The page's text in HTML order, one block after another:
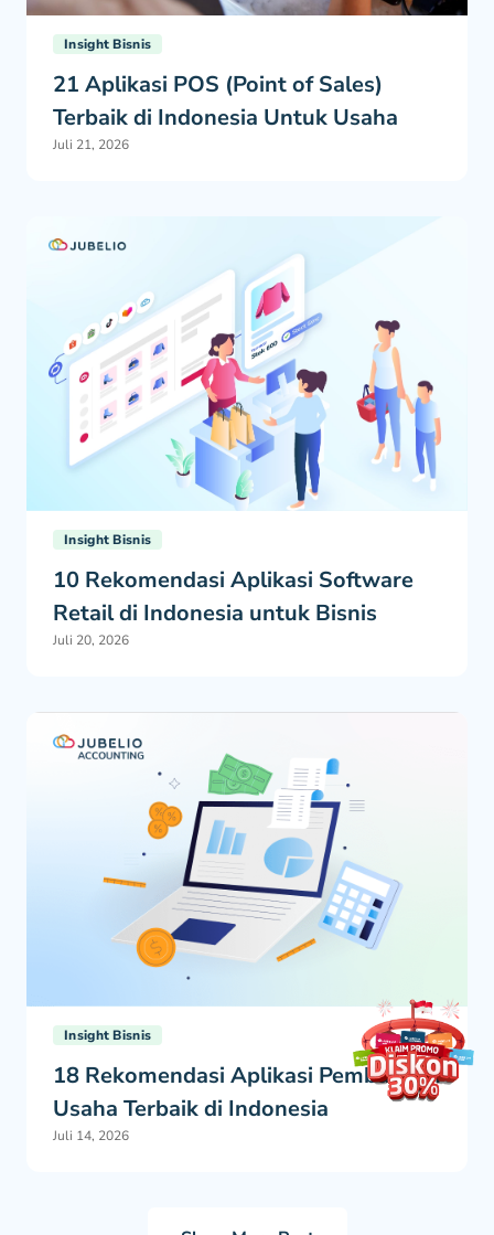
Insight Bisnis
21 Aplikasi POS (Point of Sales)
Terbaik di Indonesia Untuk Usaha
Juli 21, 2026
Insight Bisnis
10 Rekomendasi Aplikasi Software
Retail di Indonesia untuk Bisnis
Juli 20, 2026
Insight Bisnis
18 Rekomendasi Aplikasi Pembukuan
Usaha Terbaik di Indonesia
Juli 14, 2026